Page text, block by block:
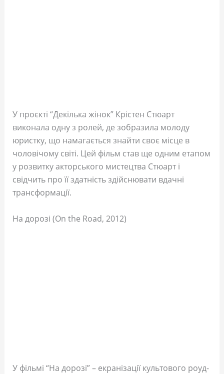
У проєкті “Декілька жінок” Крістен Стюарт
виконала одну з ролей, де зобразила молоду
юристку, що намагається знайти своє місце в
чоловічому світі. Цей фільм став ще одним етапом
у розвитку акторського мистецтва Стюарт і
свідчить про її здатність здійснювати вдачні
трансформації.
На дорозі (On the Road, 2012)
У фільмі “На дорозі” – екранізації культового роуд-